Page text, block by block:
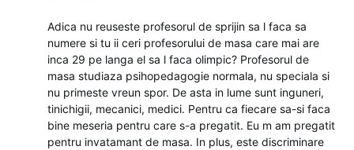
Adica nu reuseste profesorul de sprijin sa l faca sa
numere si tu ii ceri profesorului de masa care mai are
inca 29 pe langa el sa l faca olimpic? Profesorul de
masa studiaza psihopedagogie normala, nu speciala si
nu primeste vreun spor. De asta in lume sunt inguneri,
tinichigii, mecanici, medici. Pentru ca fiecare sa-si faca
bine meseria pentru care s-a pregatit. Eu m am pregatit
pentru invatamant de masa. In plus, este discriminare